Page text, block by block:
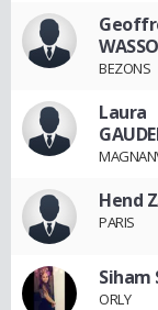
BEZONS
Laura
Hend
PARIS
Siham
ORLY